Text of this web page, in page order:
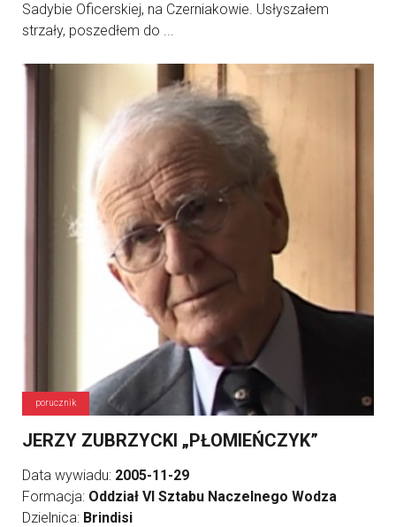
Sadybie Oficerskiej, na Czerniakowie. Usłyszałem
strzały, poszedłem do ...
porucznik
JERZY ZUBRZYCKI „PŁOMIEŃCZYK”
Data wywiadu: 2005-11-29
Formacja: Oddział VI Sztabu Naczelnego Wodza
Dzielnica: Brindisi